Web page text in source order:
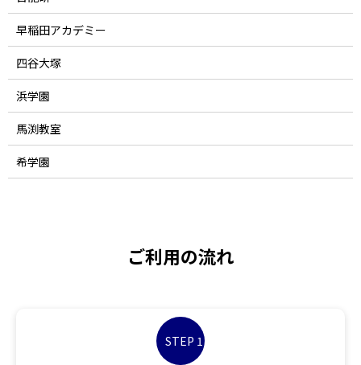
早稲田アカデミー
四谷大塚
浜学園
馬渕教室
希学園
ご利用の流れ
STEP 1